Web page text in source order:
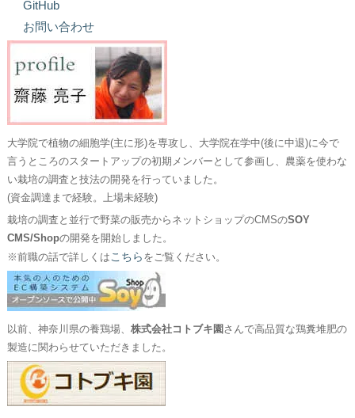
GitHub
お問い合わせ
大学院で植物の細胞学(主に形)を専攻し、大学院在学中(後に中退)に今で
言うところのスタートアップの初期メンバーとして参画し、農薬を使わな
い栽培の調査と技法の開発を行っていました。
(資金調達まで経験。上場未経験)
栽培の調査と並行で野菜の販売からネットショップのCMSのSOY
CMS/Shopの開発を開始しました。
※前職の話で詳しくはこちら をご覧ください。
以前、神奈川県の養鶏場、 株式会社コトブキ園 さんで高品質な鶏糞堆肥の
製造に関わらせていただきました。